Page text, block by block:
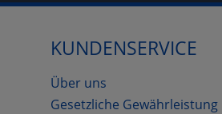
KUNDENSERVICE
Über uns
Gesetzliche Gewährleistung